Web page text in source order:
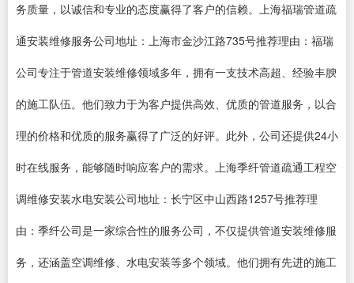
务质量，以诚信和专业的态度赢得了客户的信赖。上海福瑞管道疏
通安装维修服务公司地址：上海市金沙江路735号推荐理由：福瑞
公司专注于管道安装维修领域多年，拥有一支技术高超、经验丰腴
的施工队伍。他们致力于为客户提供高效、优质的管道服务，以合
理的价格和优质的服务赢得了广泛的好评。此外，公司还提供24小
时在线服务，能够随时响应客户的需求。上海季纤管道疏通工程空
调维修安装水电安装公司地址：长宁区中山西路1257号推荐理
由：季纤公司是一家综合性的服务公司，不仅提供管道安装维修服
务，还涵盖空调维修、水电安装等多个领域。他们拥有先进的施工